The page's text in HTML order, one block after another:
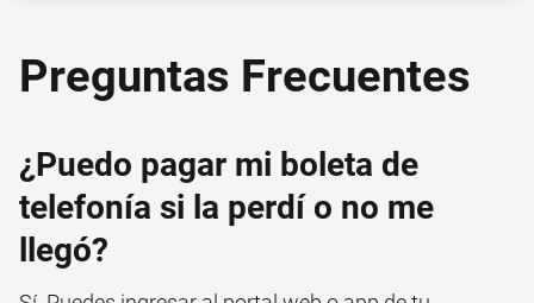
Preguntas Frecuentes
¿Puedo pagar mi boleta de
telefonía si la perdí o no me
llegó?